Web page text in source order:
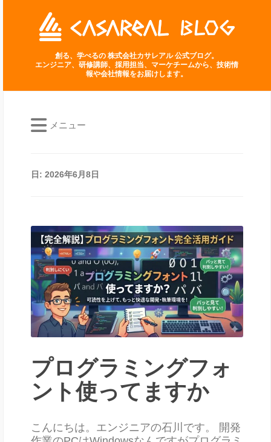
創る、学べるの 株式会社カサレアル 公式ブログ。
エンジニア、研修講師、採用担当、マーケチームから、技術情
報や会社情報をお届けします。
メニュー
日: 2026年6月8日
プログラミングフォ
ント使ってますか
こんにちは。エンジニアの石川です。 開発